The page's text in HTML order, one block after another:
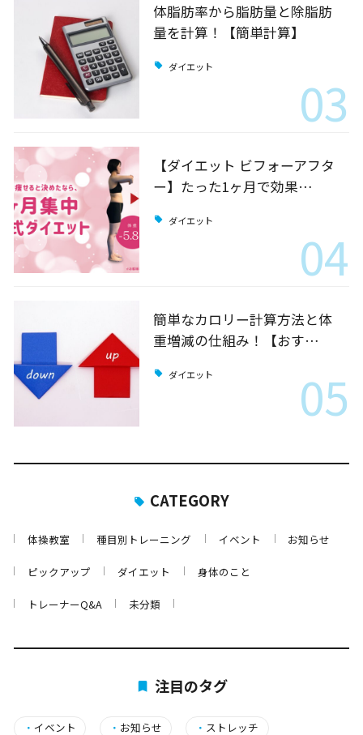
体脂肪率から脂肪量と除脂肪
量を計算！【簡単計算】
ダイエット
03
【ダイエット ビフォーアフタ
ー】たった1ヶ月で効果…
ダイエット
04
簡単なカロリー計算方法と体
重増減の仕組み！【おす…
ダイエット 05
CATEGORY
体操教室 種目別トレーニング イベント お知らせ
ピックアップ ダイエット 身体のこと
トレーナーQ&A 未分類
注目のタグ
・ イベント ・ お知らせ ・ ストレッチ